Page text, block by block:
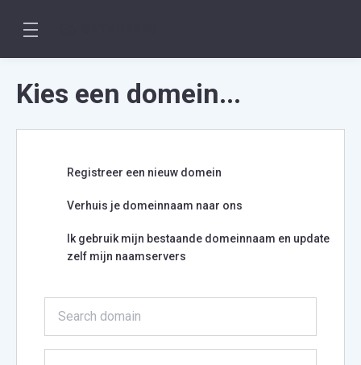
Kies een domein...
Registreer een nieuw domein
Verhuis je domeinnaam naar ons
Ik gebruik mijn bestaande domeinnaam en update
zelf mijn naamservers